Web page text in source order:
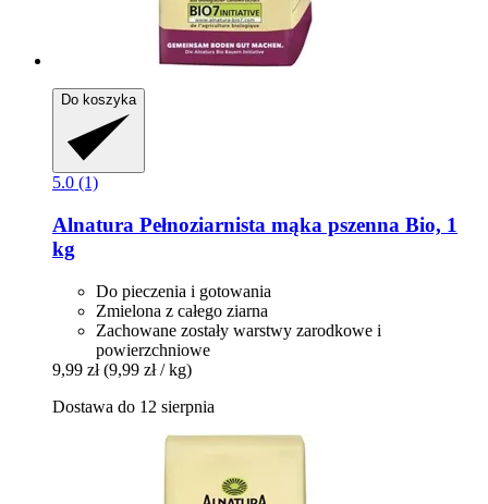
Do koszyka
5.0 (1)
Alnatura Pełnoziarnista mąka pszenna Bio, 1
kg
Do pieczenia i gotowania
Zmielona z całego ziarna
Zachowane zostały warstwy zarodkowe i
powierzchniowe
9,99 zł (9,99 zł / kg)
Dostawa do 12 sierpnia